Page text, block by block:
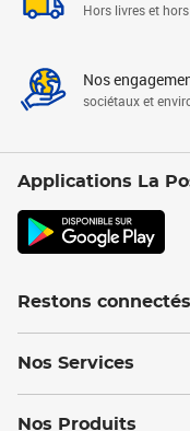
Hors livres et
Nos
sociétaux et
Applications La
Restons connectés
Nos Services
Nos Produits